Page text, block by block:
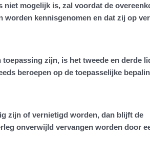
niet mogelijk is, zal voordat de
kennisgenomen en dat zij op
zijn, is het tweede en derde
beroepen op de toepasselijke
zijn of vernietigd worden, dan blijft de
onverwijld vervangen worden door